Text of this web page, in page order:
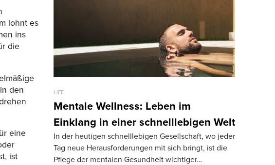
lohnt es
ins
die
den
eine
ist
LIFE
Mentale Wellness: Leben im
Einklang in einer schnelllebigen Welt
In der heutigen schnelllebigen Gesellschaft, wo jeder
Tag neue Herausforderungen mit sich bringt, ist die
Pflege der mentalen Gesundheit wichtiger…
am Stiel
Bühne frei